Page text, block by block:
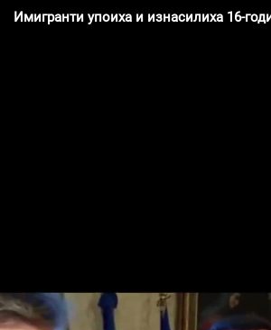
Имигранти упоиха и изнасилиха 16-